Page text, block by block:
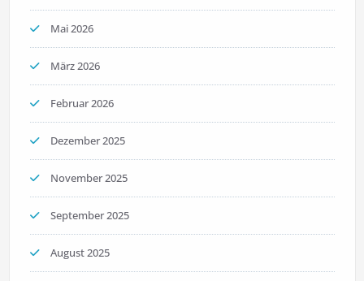
Mai 2026
März 2026
Februar 2026
Dezember 2025
November 2025
September 2025
August 2025